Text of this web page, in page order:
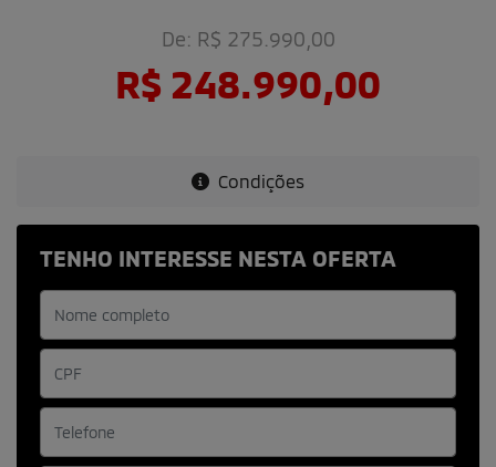
De: R$ 275.990,00
R$ 248.990,00
Condições
TENHO INTERESSE NESTA OFERTA